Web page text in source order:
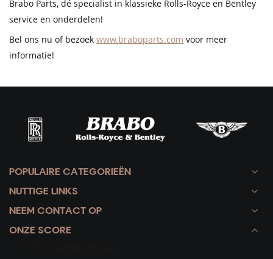
Brabo Parts, dé specialist in klassieke Rolls-Royce en Bentley
service en onderdelen!
Bel ons nu of bezoek www.braboparts.com voor meer
informatie!
POPULAIRE CATEGORIEËN
NUTTIGE LINKS
NEEM CONTACT OP
ONZE SCORE